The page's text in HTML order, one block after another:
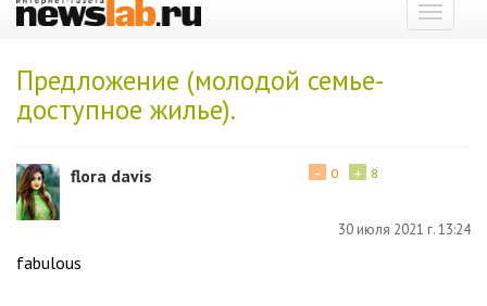
Показать
меню
Предложение (молодой семье-
доступное жилье).
flora davis + 8
− 0
30 июля 2021 г. 13:24
fabulous